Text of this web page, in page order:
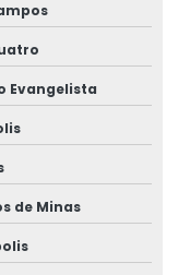
Evangelista
de Minas